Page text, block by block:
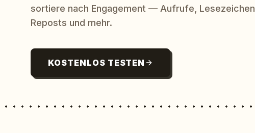
sortiere nach Engagement — Aufrufe, Lesezeichen,
Reposts und mehr.
KOSTENLOS TESTEN